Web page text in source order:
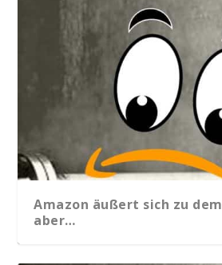
Amazon äußert sich zu
aber…